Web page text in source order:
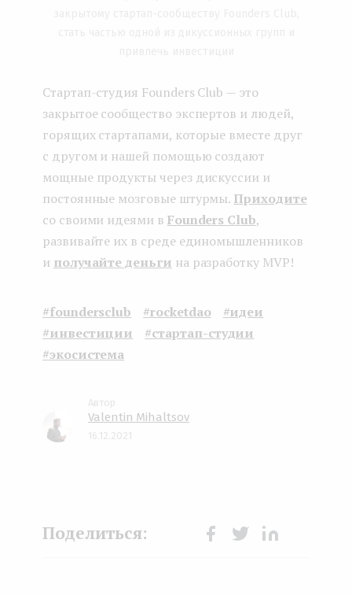
Стартап-студия Founders Club — это
закрытое сообщество экспертов и людей,
горящих стартапами, которые вместе друг
с другом и нашей помощью создают
мощные продукты через дискуссии и
постоянные мозговые штурмы. Приходите
со своими идеями в Founders Club,
развивайте их в среде единомышленников
и получайте деньги на разработку MVP!
#foundersclub #rocketdao
#идеи
#инвестиции
#стартап-студии
#экосистема
Valentin Mihaltsov
16.12.2021